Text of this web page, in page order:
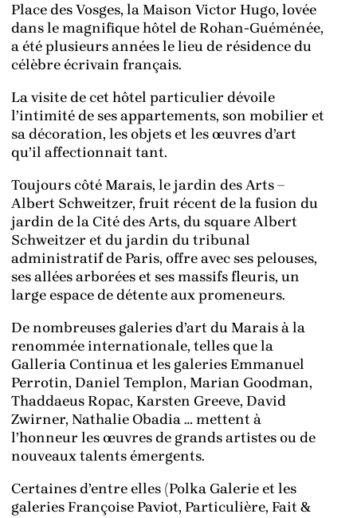
Place des Vosges, la Maison Victor Hugo, lovée
dans le magnifique hôtel de Rohan-Guéménée,
a été plusieurs années le lieu de résidence du
célèbre écrivain français.
La visite de cet hôtel particulier dévoile
l’intimité de ses appartements, son mobilier et
sa décoration, les objets et les œuvres d’art
qu’il affectionnait tant.
Toujours côté Marais, le jardin des Arts –
Albert Schweitzer, fruit récent de la fusion du
jardin de la Cité des Arts, du square Albert
Schweitzer et du jardin du tribunal
administratif de Paris, offre avec ses pelouses,
ses allées arborées et ses massifs fleuris, un
large espace de détente aux promeneurs.
De nombreuses galeries d’art du Marais à la
renommée internationale, telles que la
Galleria Continua et les galeries Emmanuel
Perrotin, Daniel Templon, Marian Goodman,
Thaddaeus Ropac, Karsten Greeve, David
Zwirner, Nathalie Obadia … mettent à
l’honneur les œuvres de grands artistes ou de
nouveaux talents émergents.
Certaines d’entre elles (Polka Galerie et les
galeries Françoise Paviot, Particulière, Fait &